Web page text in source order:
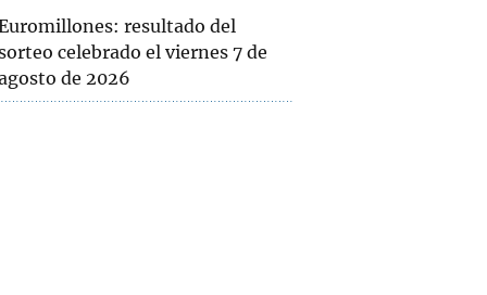
resultado del
celebrado el viernes 7 de
de 2026